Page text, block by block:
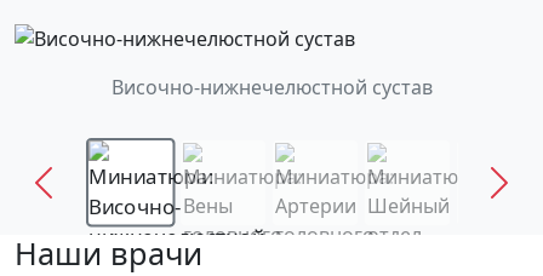
Височно-нижнечелюстной сустав
Наши врачи